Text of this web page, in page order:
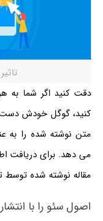
دقت کنید اگر شما به
کنید، گوگل خودش دست
متن نوشته شده را به
می دهد. برای دریافت
مقاله نوشته شده توسط
اصول سئو را با